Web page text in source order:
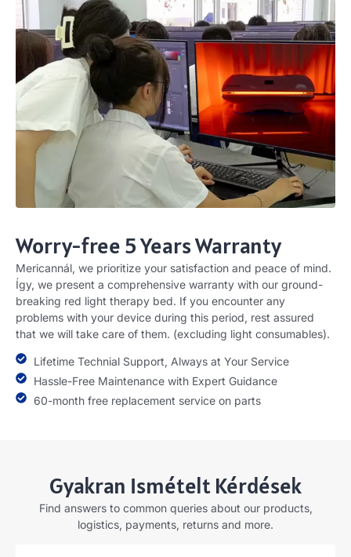
Worry-free5Years Warranty
Mericannál, we prioritize your satisfaction and peace of mind.
Így, we present a comprehensive warranty with our ground-
breaking red light therapy bed. If you encounter any
problems with your device during this period, rest assured
that we will take care of them. (excluding light consumables).
Lifetime Technial Support, Always at Your Service
Hassle-Free Maintenance with Expert Guidance
60-month free replacement service on parts
Gyakran Ismételt Kérdések
Find answers to common queries about our products,
logistics, payments, returns and more.